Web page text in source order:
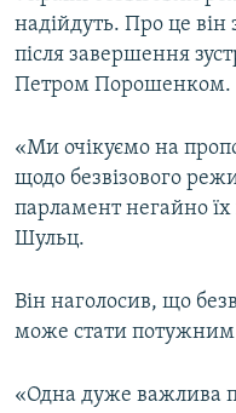
надійдуть. Про це
після завершення
Петром Порошенком.
«Ми очікуємо на
щодо безвізового
парламент негайно їх
Шульц.
Він наголосив, що
може стати
«Одна дуже важлива